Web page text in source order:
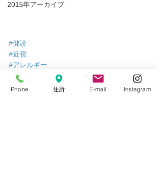
2015年アーカイブ
#健診
#近視
#アレルギー
#斜視
#学校医
Phone 住所 E-mail Instagram